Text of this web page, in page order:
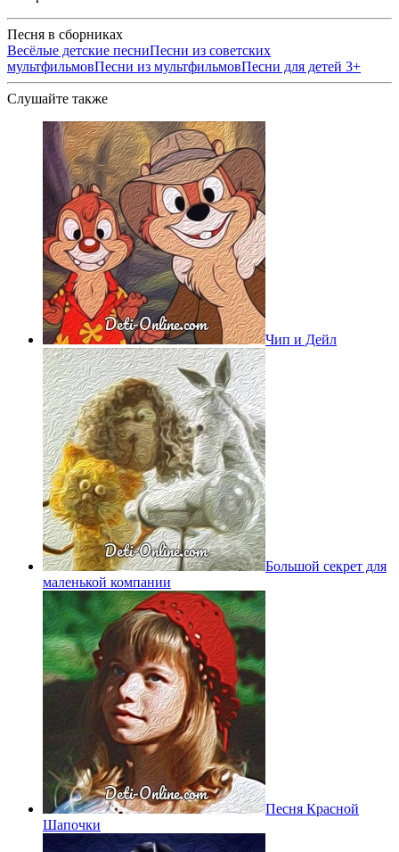
Песня в сборниках
Весёлые детские песниПесни из советских
мультфильмовПесни из мультфильмовПесни для детей 3+
Слушайте также
Чип и Дейл
Большой секрет для
маленькой компании
Песня Красной
Шапочки